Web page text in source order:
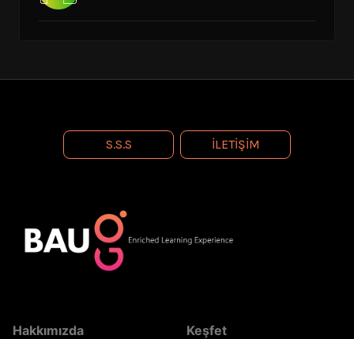
S.S.S İLETIŞIM
Hakkımızda Keşfet